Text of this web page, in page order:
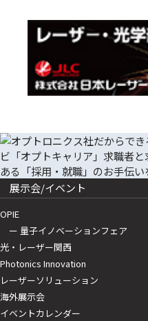
展示会/イベント
OPIE
ー 量子イノベーションフェア
光・レーザー関西
Photonics Innovation
レーザーソリューション
海外展示会
イベントカレンダー